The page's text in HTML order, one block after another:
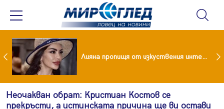
Популярен риалити герой заряза жена си заради друга Лияна пропищя от изкуствения интелект
Неочакван обрат: Кристиан Костов се
прекръсти, а истинската причина ще ви остави